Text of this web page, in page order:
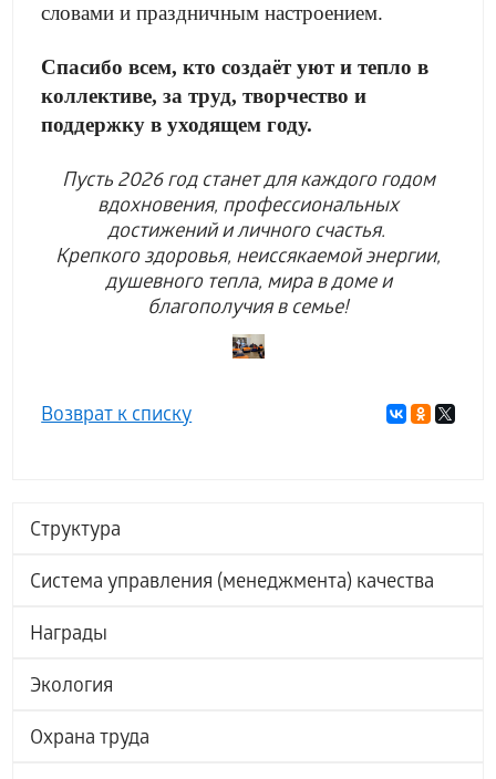
Структура
Система управления (менеджмента) качества
Награды
Экология
Охрана труда
словами и праздничным настроением.
Спасибо всем, кто создаёт уют и тепло в
коллективе, за труд, творчество и
поддержку в уходящем году.
Пусть 2026 год станет для каждого годом
вдохновения, профессиональных
достижений и личного счастья.
Крепкого здоровья, неиссякаемой энергии,
душевного тепла, мира в доме и
благополучия в семье!
Возврат к списку